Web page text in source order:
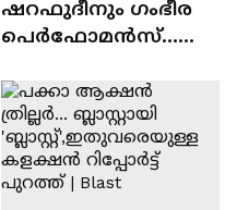
ഷറഫുദീനും ഗംഭീര
പെർഫോമൻസ്...
ടൈംസ്' | Mollywood
Times